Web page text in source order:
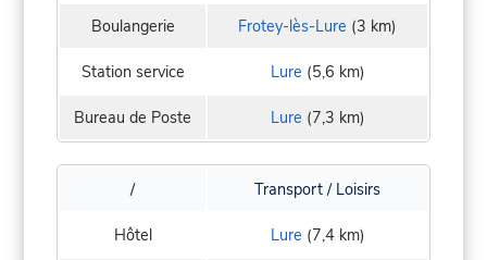
Boulangerie Frotey-lès-Lure (3 km)
Station service Lure (5,6 km)
Bureau de Poste Lure (7,3 km)
/ Transport / Loisirs
Hôtel Lure (7,4 km)